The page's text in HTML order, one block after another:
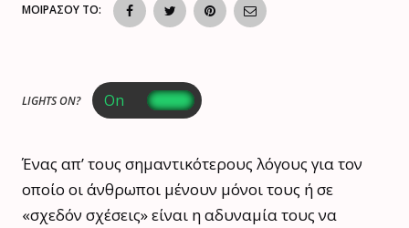
ΜΟΙΡΑΣΟΥ ΤΟ:
LIGHTS ON?
Ένας απ’ τους σημαντικότερους λόγους για τον
οποίο οι άνθρωποι μένουν μόνοι τους ή σε
«σχεδόν σχέσεις» είναι η αδυναμία τους να